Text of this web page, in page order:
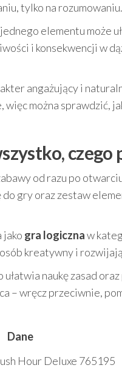
tylko na rozumowaniu.
elementu może
i konsekwencji w
angażujący i
można sprawdzić,
czego
od razu po
gry oraz zestaw
jako gra logicznaw
kreatywny i
naukę zasad
– wręcz przeciwnie,
Dane
Hour Deluxe 765195